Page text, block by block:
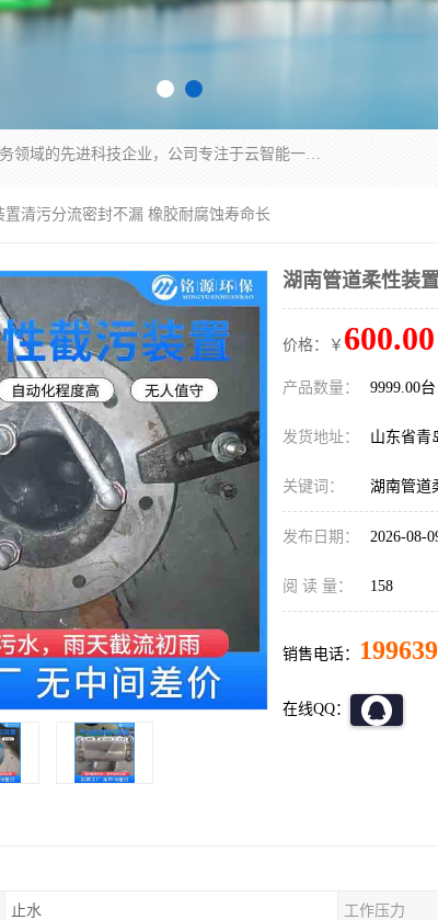
青岛铭源环保科技有限公司是一家专注于环保与智慧水务领域的先进科技企业，公司专注于云智能一体化HMPP预制泵站、智能截流井设备、调蓄池雨洪管理设备、水务循环利用、云智慧水务开发及新型环保技术研发等领域。
置清污分流密封不漏 橡胶耐腐蚀寿命长
湖南管道柔性装
价格：￥ 600.00
产品数量： 9999.00台
发货地址： 山东省青
关键词： 湖南管道
发布日期： 2026-08-
阅 读 量： 158
销售电话：
在线QQ：
止水 工作压力